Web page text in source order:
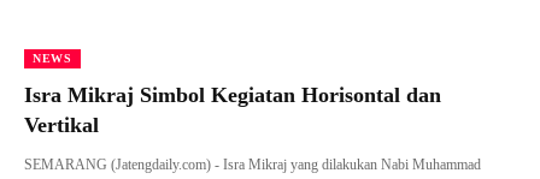
NEWS
Isra Mikraj Simbol Kegiatan Horisontal dan
Vertikal
SEMARANG (Jatengdaily.com) - Isra Mikraj yang dilakukan Nabi Muhammad